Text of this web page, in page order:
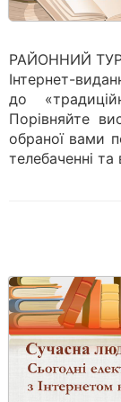
РАЙОННИЙ
Інтернет-
до
Порівняйте
обраної вами
телебаченні